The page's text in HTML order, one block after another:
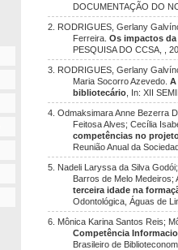
DOCUMENTAÇÃO DO
2. RODRIGUES, Gerlany
Ferreira.Os impactos
PESQUISA DO CCSA, ,
3. RODRIGUES, Gerlany
Maria Socorro Azevedo.A
bibliotecário , In: XII
4. Odmaksimara Anne Bezerra
Feitosa Alves; Cecília
competências no
Reunião Anual da
5. Nadeli Laryssa da Silva
Barros de Melo
terceira idade na
Odontológica, Águas de
6. Mônica Karina Santos Reis;
Competência
Brasileiro de